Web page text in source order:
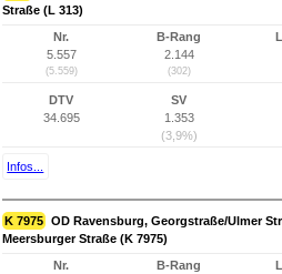
Straße (L 313)
Nr.
5.557
(5.559)
B-Rang
2.144
(302)
DTV
34.695
SV
1.353
(3,9%)
Infos...
K 7975 OD Ravensburg, Georgstraße/Ulmer
Meersburger Straße (K 7975)
Nr.
B-Rang